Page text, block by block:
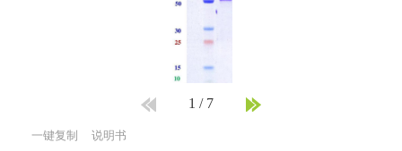
1 / 7
一键复制 说明书